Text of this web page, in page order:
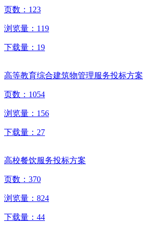
页数： 123
浏览量： 119
下载量： 19
高等教育综合建筑物管理服务投标方案
页数： 1054
浏览量： 156
下载量： 27
高校餐饮服务投标方案
页数： 370
浏览量： 824
下载量： 44